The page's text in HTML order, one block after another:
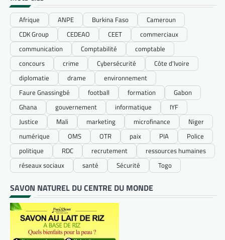
Afrique ANPE Burkina Faso
Cameroun
CDK Group
CEDEAO CEET
commerciaux
communication
Comptabilité
comptable
concours
crime Cybersécurité
Côte d’Ivoire
diplomatie
drame
environnement
Faure Gnassingbé
football formation
Gabon
Ghana
gouvernement informatique
IYF
Justice
Mali marketing microfinance
Niger
numérique
OMS OTR paix PIA
Police
politique
RDC recrutement
ressources humaines
réseaux sociaux
santé Sécurité Togo
SAVON NATUREL DU CENTRE DU MONDE